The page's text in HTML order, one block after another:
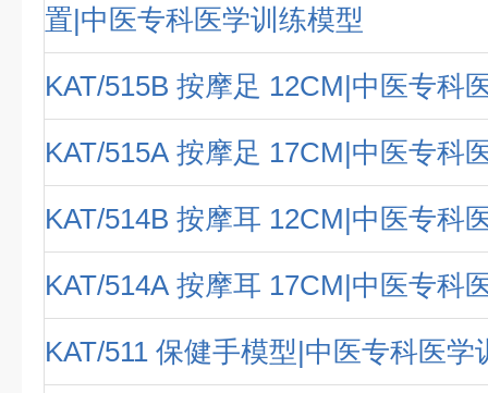
置|中医专科医学训练模型
KAT/515B 按摩足 12CM|中医专科
KAT/515A 按摩足 17CM|中医专科
KAT/514B 按摩耳 12CM|中医专科
KAT/514A 按摩耳 17CM|中医专科
KAT/511 保健手模型|中医专科医学